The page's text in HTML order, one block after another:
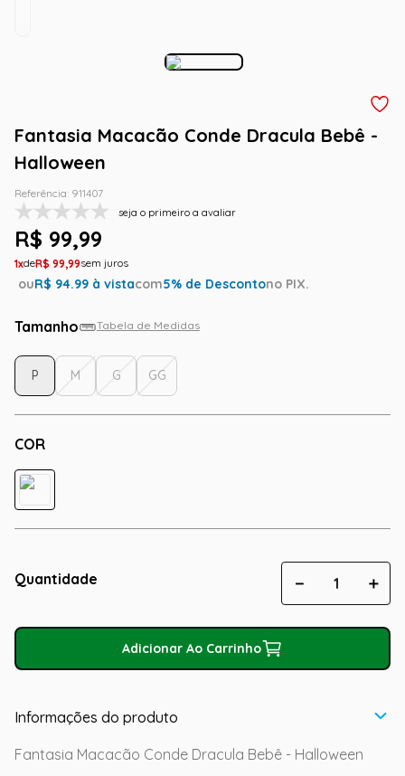
Fantasia Macacão Conde Dracula Bebê -
Halloween
Referência: 911407
seja o primeiro a avaliar
R$ 99,99
1 R$ 99,99
ouR$ 94.99 à vistacom5% de Descontono PIX.
Tamanho Tabela de Medidas
COR
P M G GG
Quantidade ＋
－
Adicionar Ao Carrinho
Informações do produto
Fantasia Macacão Conde Dracula Bebê - Halloween